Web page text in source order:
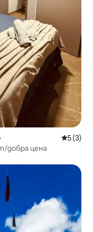
Средна
5 (3)
добра цена